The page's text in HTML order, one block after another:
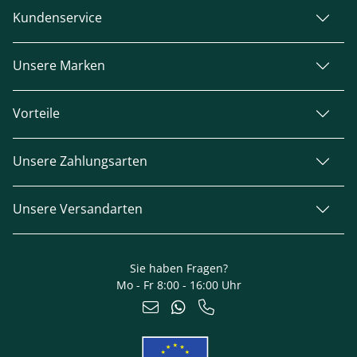
Kundenservice
Unsere Marken
Vorteile
Unsere Zahlungsarten
Unsere Versandarten
Sie haben Fragen?
Mo - Fr 8:00 - 16:00 Uhr